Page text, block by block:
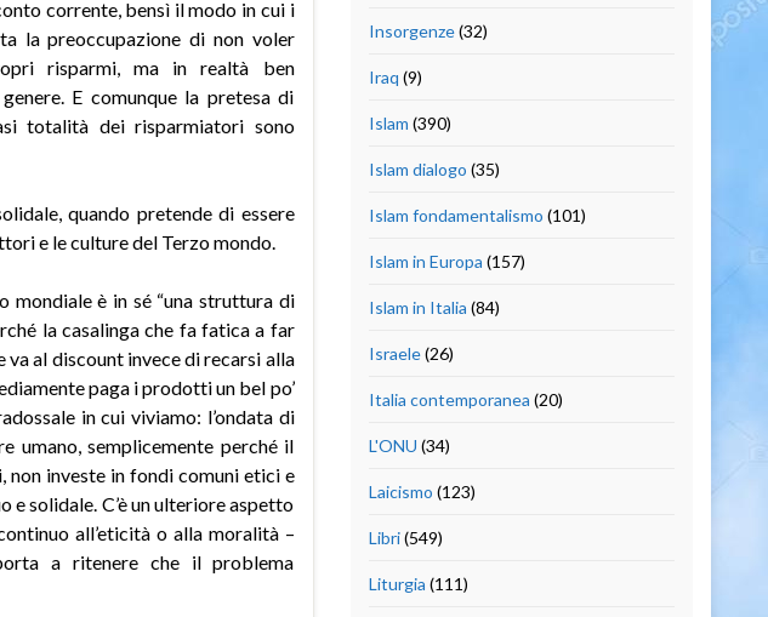
corrente, bensì il modo in cui i
la preoccupazione di non voler
risparmi, ma in realtà ben
E comunque la pretesa di
totalità dei risparmiatori sono
quando pretende di essere
e le culture del Terzo mondo.
mondiale è in sé “una struttura di
la casalinga che fa fatica a far
va al discount invece di recarsi alla
paga i prodotti un bel po’
in cui viviamo: l’ondata di
umano, semplicemente perché il
non investe in fondi comuni etici e
e solidale. C’è un ulteriore aspetto
all’eticità o alla moralità –
a ritenere che il problema
Insorgenze(32)
Iraq (9)
Islam (390)
Islam dialogo (35)
Islam fondamentalismo (101)
Islam in Europa (157)
Islam in Italia (84)
Israele(26)
Italia contemporanea (20)
L'ONU (34)
Laicismo (123)
Libri(549)
Liturgia (111)